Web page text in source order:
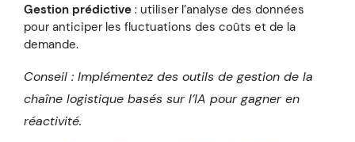
Gestion prédictive : utiliser l’analyse des données
pour anticiper les fluctuations des coûts et de la
demande.
Conseil : Implémentez des outils de gestion de la
chaîne logistique basés sur l’IA pour gagner en
réactivité.